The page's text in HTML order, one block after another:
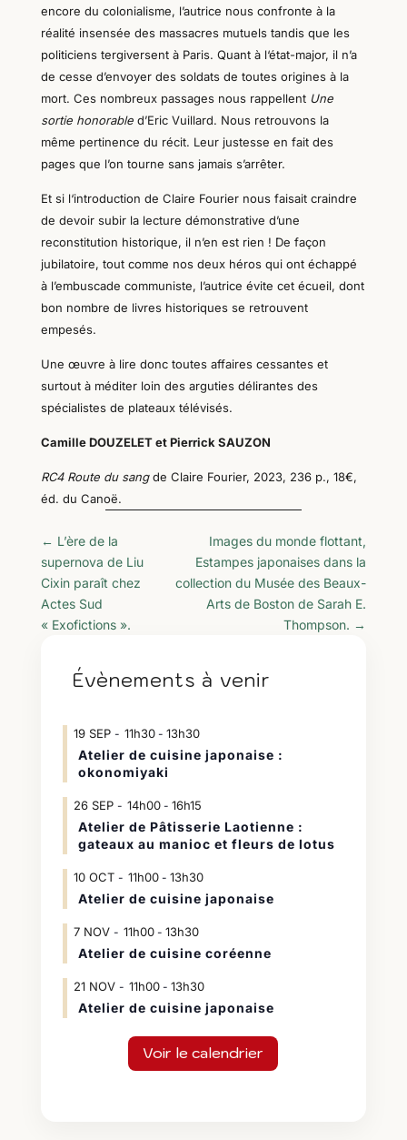
encore du colonialisme, l’autrice nous confronte à la
réalité insensée des massacres mutuels tandis que les
politiciens tergiversent à Paris. Quant à l‘état-major, il n’a
de cesse d’envoyer des soldats de toutes origines à la
mort. Ces nombreux passages nous rappellent Une
sortie honorable d’Eric Vuillard. Nous retrouvons la
même pertinence du récit. Leur justesse en faitdes
pages que l’on tourne sans jamais s’arrêter.
Et si l‘introduction de Claire Fourier nous faisait craindre
de devoir subir la lecture démonstrative d’une
reconstitution historique, il n’en est rien ! De façon
jubilatoire, tout comme nos deux héros qui ont échappé
à l’embuscade communiste, l’autrice évite cet écueil, dont
bon nombre de livres historiques se retrouvent
empesés.
Une œuvre à lire donc toutesaffaires cessantes et
surtout à méditer loin des arguties délirantes des
spécialistes de plateaux télévisés.
Camille DOUZELET et Pierrick SAUZON
RC4 Route du sangde Claire Fourier, 2023, 236 p., 18€,
éd. du Canoë.
← L’ère de la
supernova de Liu
Cixin paraît chez
Actes Sud
« Exofictions ».
Images du monde flottant,
Estampes japonaises dans la
collection du Musée des Beaux-
Arts de Boston de Sarah E.
Thompson. →
Évènements à venir
19 SEP 11h30- 13h30
Atelier de cuisine japonaise :
okonomiyaki
26 SEP 14h00- 16h15
Atelier de Pâtisserie Laotienne :
gateaux au manioc et fleurs de lotus
10 OCT 11h00- 13h30
Atelier de cuisine japonaise
7 NOV 11h00- 13h30
Atelier de cuisine coréenne
21 NOV 11h00- 13h30
Atelier de cuisine japonaise
Voir le calendrier